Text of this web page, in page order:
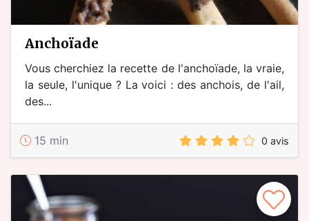
anchoïade
Vous cherchiez la recette de l'anchoïade, la vraie,
la seule, l'unique ? La voici : des anchois, de l'ail,
des...
15 min 0 avis